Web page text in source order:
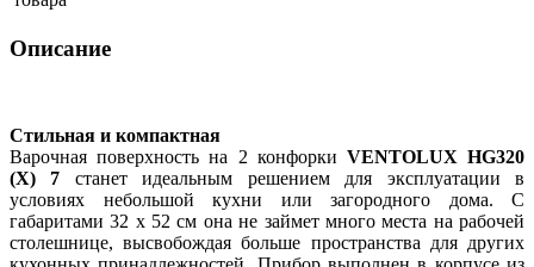
Описание
Стильная и компактная
Варочная поверхность на 2 конфорки VENTOLUX HG320
(X) 7 станет идеальным решением для эксплуатации в
условиях небольшой кухни или загородного дома. С
габаритами 32 х 52 см она не займет много места на рабочей
столешнице, высвобождая больше пространства для других